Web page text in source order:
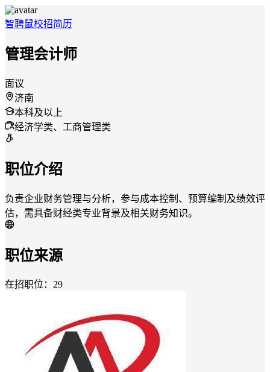
智聘鼠校招简历
管理会计师
面议
济南
本科及以上
经济学类、工商管理类
职位介绍
负责企业财务管理与分析，参与成本控制、预算编制及绩效评
估，需具备财经类专业背景及相关财务知识。
职位来源
在招职位：29